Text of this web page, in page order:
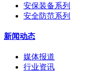
安保装备系列
安全防范系列
新闻动态
媒体报道
行业资讯